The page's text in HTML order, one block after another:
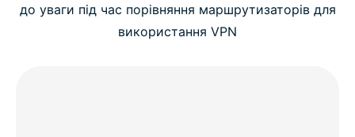
до уваги під час порівняння маршрутизаторів для
використання VPN